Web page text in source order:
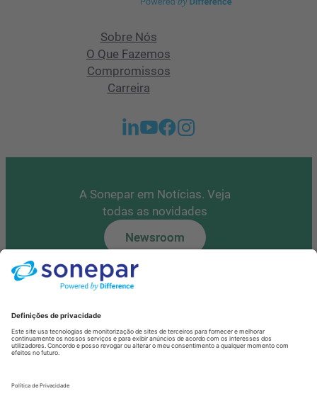
Sobre Nós
O Que Fazemos
Compromissos
Carreira
A Sonepar em Notícias. Veja
todas as novidades
Newsroom
Contacte-nos